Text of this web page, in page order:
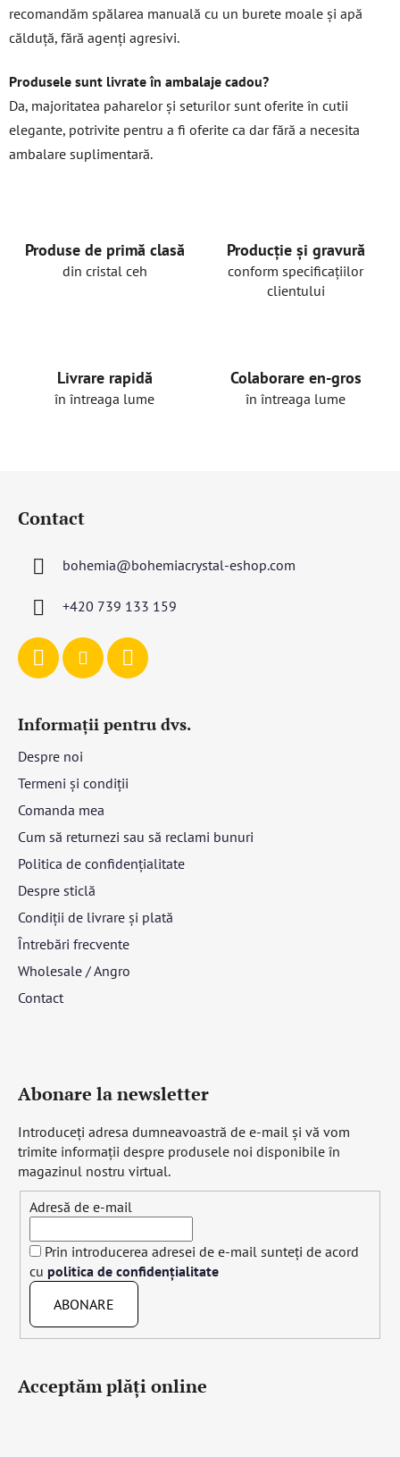
recomandăm spălarea manuală cu un burete moale și apă
călduță, fără agenți agresivi.
Produsele sunt livrate în ambalaje cadou?
Da, majoritatea paharelor și seturilor sunt oferite în cutii
elegante, potrivite pentru a fi oferite ca dar fără a necesita
ambalare suplimentară.
Produse de primă clasă
din cristal ceh
Producție și gravură
conform specificațiilor
clientului
Livrare rapidă
în întreaga lume
Colaborare en-gros
în întreaga lume
Contact
bohemia@bohemiacrystal-eshop.com
+420 739 133 159
Informații pentru dvs.
Despre noi
Termeni și condiții
Comanda mea
Cum să returnezi sau să reclami bunuri
Politica de confidențialitate
Despre sticlă
Condiții de livrare și plată
Întrebări frecvente
Wholesale / Angro
Contact
Abonare la newsletter
Introduceţi adresa dumneavoastră de e-mail şi vă vom
trimite informaţii despre produsele noi disponibile în
magazinul nostru virtual.
Adresă de e-mail
Prin introducerea adresei de e-mail sunteți de acord
cu politica de confidențialitate
ABONARE
Acceptăm plăţi online